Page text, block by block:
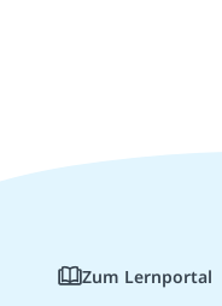
Zum Lernportal